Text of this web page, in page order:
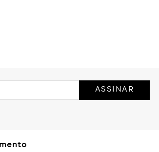
ASSINAR